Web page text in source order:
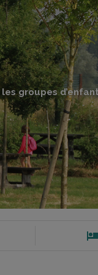
les groupes